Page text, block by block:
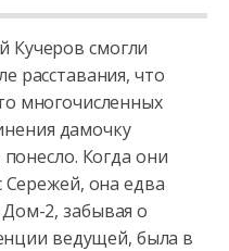
Кучеров смогли
расставания, что
многочисленных
дамочку
понесло. Когда они
Сережей, она едва
2, забывая о
ведущей, была в